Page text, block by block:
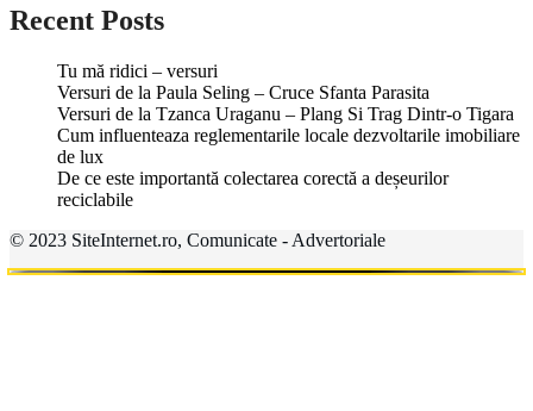
Recent Posts
Tu mă ridici – versuri
Versuri de la Paula Seling – Cruce Sfanta Parasita
Versuri de la Tzanca Uraganu – Plang Si Trag Dintr-o Tigara
Cum influenteaza reglementarile locale dezvoltarile imobiliare
de lux
De ce este importantă colectarea corectă a deșeurilor
reciclabile
© 2023 SiteInternet.ro, Comunicate - Advertoriale